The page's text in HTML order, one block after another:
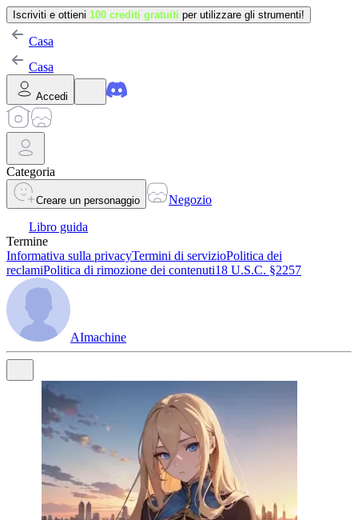
Iscriviti e ottieni 100 crediti gratuiti per utilizzare gli strumenti!
Casa
Casa
Accedi
Categoria
Creare un personaggio
Negozio
Libro guida
Termine
Informativa sulla privacyTermini di servizioPolitica dei
reclamiPolitica di rimozione dei contenuti18 U.S.C. §2257
AImachine